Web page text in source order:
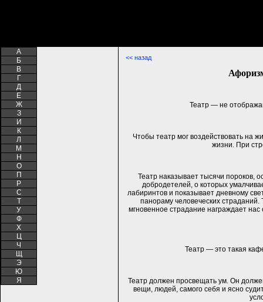
A
Б
В
Г
Д
Е
Ж
З
И
К
Л
М
Н
О
П
Р
С
Т
У
Ф
Х
Ц
Ч
Щ
Э
Ю
Я
<< назад
Театр — не
Чтобы театр мог воздействовать на
жизни. При
Театр наказывает тысячи пороков,
добродетелей, о которых
лабиринтов и показывает дневному
панораму человеческих страданий.
мгновенное страдание награждает
Театр — это такая
Театр должен просвещать ум. Он
вещи, людей, самого себя и ясно